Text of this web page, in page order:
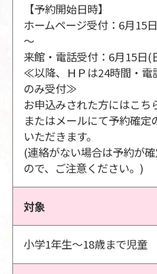
【予約開始日時】
ホームページ受付：6月15
～
来館・電話受付：6月15日(
≪以降、ＨＰは24時間・電
のみ受付≫
お申込みされた方にはこち
またはメールにて予約確定
いただきます。
(連絡がない場合は予約が
ので、ご注意ください。)
対象
小学1年生～18歳まで児童